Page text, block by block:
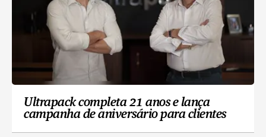
Ultrapack completa 21 anos e lança
campanha de aniversário para clientes